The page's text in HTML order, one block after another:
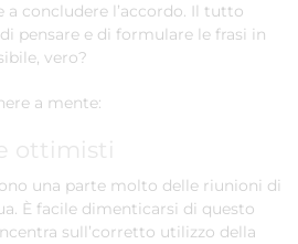
concludere l’accordo. Il tutto
pensare e di formulare le frasi in
vero?
a mente:
ottimisti
una parte molto delle riunioni di
È facile dimenticarsi di questo
sull’corretto utilizzo della